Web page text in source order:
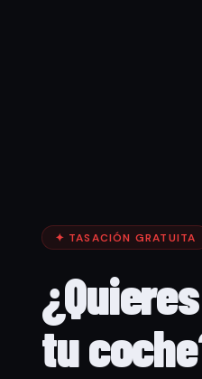
✦ TASACIÓN GRATUITA
tu